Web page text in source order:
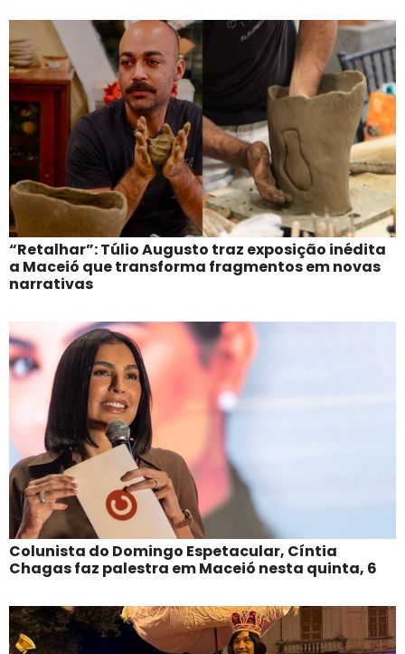
“Retalhar”: Túlio Augusto traz exposição inédita
a Maceió que transforma fragmentos em novas
narrativas
Colunista do Domingo Espetacular, Cíntia
Chagas faz palestra em Maceió nesta quinta, 6